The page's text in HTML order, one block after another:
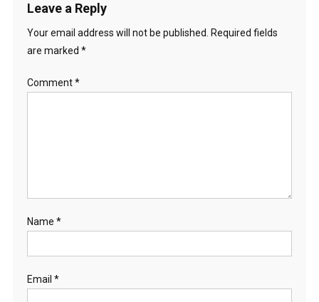
Leave a Reply
Your email address will not be published. Required fields
are marked *
Comment*
Name *
Email *